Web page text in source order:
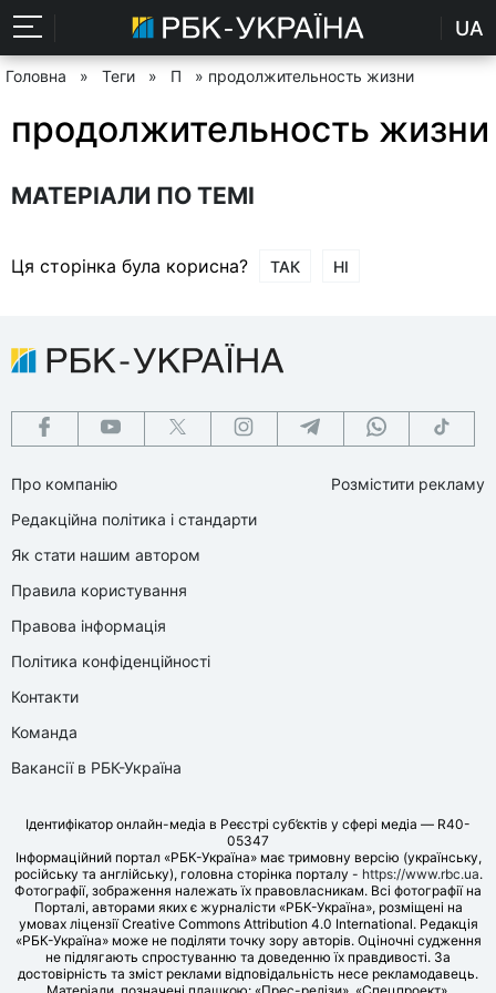
UA
Головна » Теги » П » продолжительность жизни
продолжительность жизни
МАТЕРІАЛИ ПО ТЕМІ
Ця сторінка була корисна? ТАК НІ
Про компанію
Редакційна політика і стандарти
Як стати нашим автором
Правила користування
Правова інформація
Політика конфіденційності
Контакти
Команда
Вакансії в РБК-Україна
Розмістити рекламу
Ідентифікатор онлайн-медіа в Реєстрі суб’єктів у сфері медіа — R40-
05347
Інформаційний портал «РБК-Україна» має тримовну версію (українську,
російську та англійську), головна сторінка порталу - https://www.rbc.ua.
Фотографії, зображення належать їх правовласникам. Всі фотографії на
Порталі, авторами яких є журналісти «РБК-Україна», розміщені на
умовах ліцензії Creative Commons Attribution 4.0 International. Редакція
«РБК-Україна» може не поділяти точку зору авторів. Оціночні судження
не підлягають спростуванню та доведенню їх правдивості. За
достовірність та зміст реклами відповідальність несе рекламодавець.